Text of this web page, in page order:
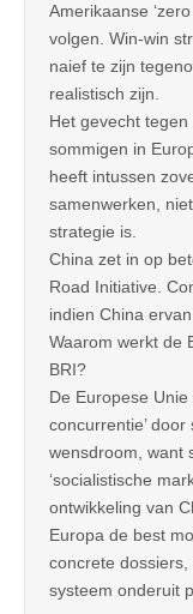
Amerikaanse
volgen. Win-win
naief te zijn
realistisch zijn.
Het gevecht tegen
sommigen in
heeft intussen
samenwerken,
strategie is.
China zet in op
Road Initiative.
indien China
Waarom werkt de
BRI?
De Europese Unie
concurrentie’
wensdroom, want
‘socialistische
ontwikkeling van
Europa de best
concrete
systeem onderuit